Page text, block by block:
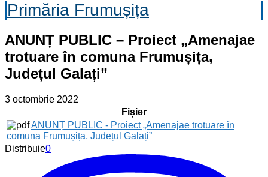
Primăria Frumușița
ANUNȚ PUBLIC – Proiect „Amenajae
trotuare în comuna Frumușița,
Județul Galați”
3 octombrie 2022
Fișier
ANUNȚ PUBLIC - Proiect „Amenajae trotuare în
comuna Frumușița, Județul Galați”
Distribuie0